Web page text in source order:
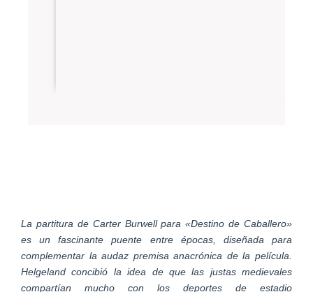
La partitura de Carter Burwell para «Destino de Caballero»
es un fascinante puente entre épocas, diseñada para
complementar la audaz premisa anacrónica de la película.
Helgeland concibió la idea de que las justas medievales
compartían mucho con los deportes de estadio